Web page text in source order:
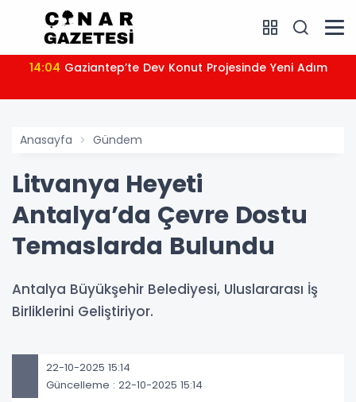
14:04 Gaziantep’te Dev Konut Projesinde Yeni Adım
Anasayfa Gündem
Litvanya Heyeti
Antalya’da Çevre Dostu
Temaslarda Bulundu
Antalya Büyükşehir Belediyesi, Uluslararası İş
Birliklerini Geliştiriyor.
22-10-2025 15:14
Güncelleme : 22-10-2025 15:14